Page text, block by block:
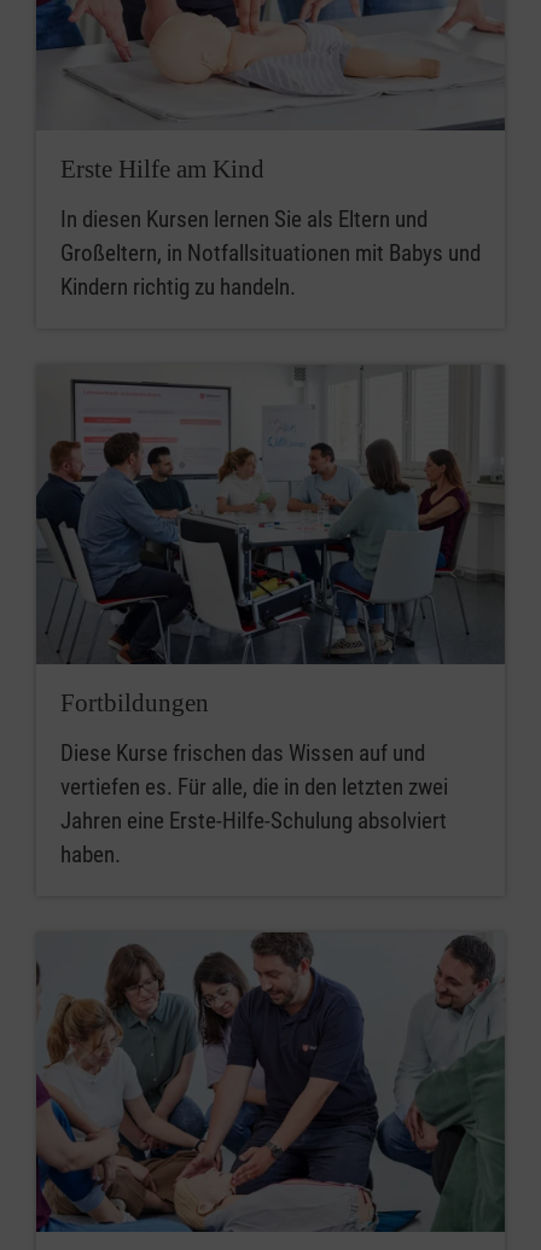
Erste Hilfe am Kind
In diesen Kursen lernen Sie als Eltern und
Großeltern, in Notfallsituationen mit Babys und
Kindern richtig zu handeln.
Fortbildungen
Diese Kurse frischen das Wissen auf und
vertiefen es. Für alle, die in den letzten zwei
Jahren eine Erste-Hilfe-Schulung absolviert
haben.